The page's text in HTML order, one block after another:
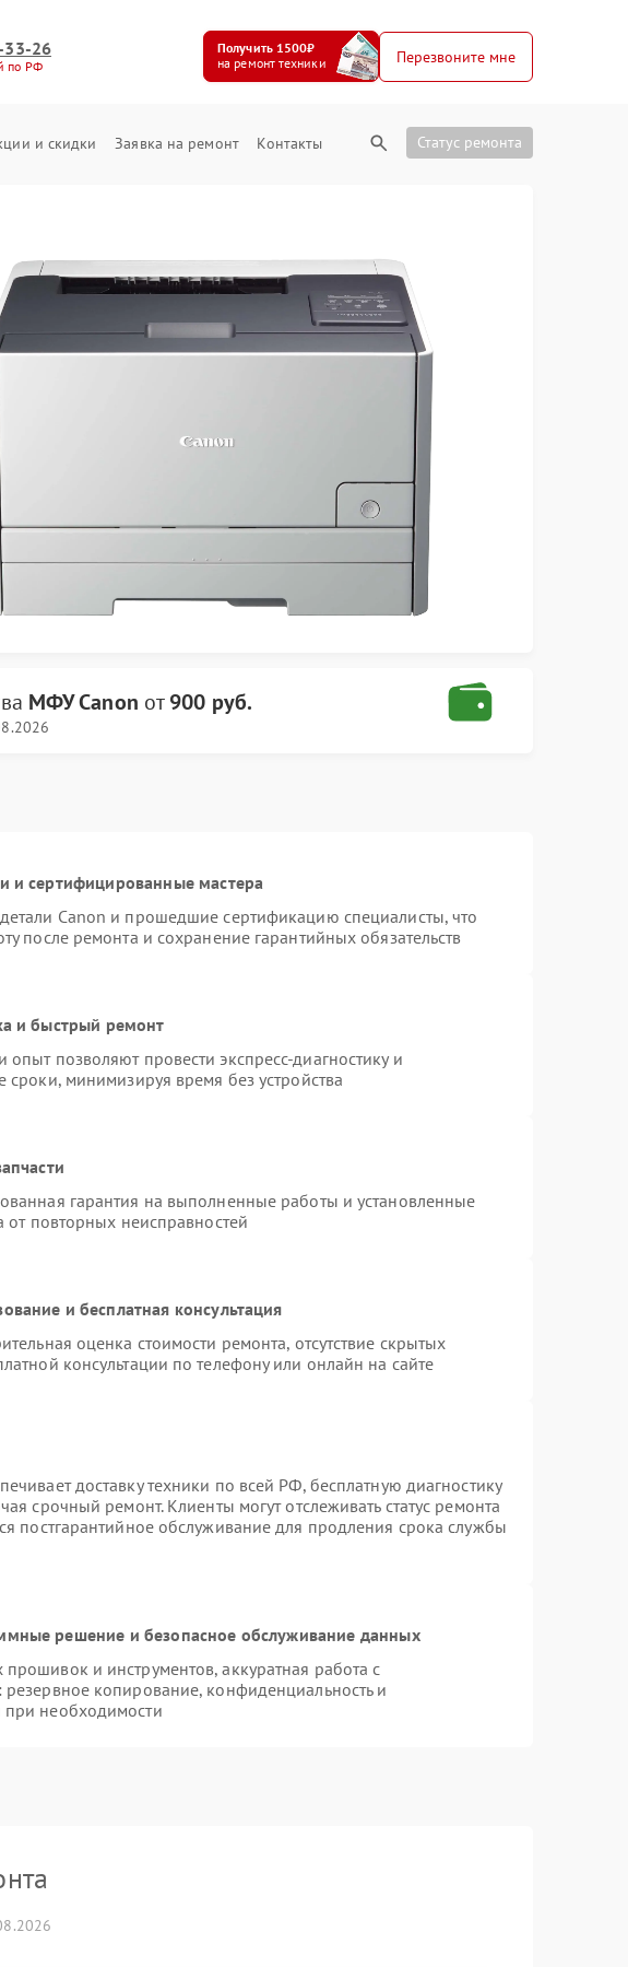
33-26
по РФ
Получить 1500₽
на ремонт техники
Перезвоните мне
и скидки Заявка на ремонт Контакты Статус ремонта
МФУ Canon от900 руб.
и сертифицированные мастера
Canon и прошедшие сертификацию специалисты, что
после ремонта и сохранение гарантийных обязательств
и быстрый ремонт
позволяют провести экспресс-диагностику и
сроки, минимизируя время без устройства
гарантия на выполненные работы и установленные
от повторных неисправностей
и бесплатная консультация
оценка стоимости ремонта, отсутствие скрытых
консультации по телефону или онлайн на сайте
доставку техники по всей РФ, бесплатную диагностику
срочный ремонт. Клиенты могут отслеживать статус ремонта
постгарантийное обслуживание для продления срока службы
решение и безопасное обслуживание данных
и инструментов, аккуратная работа с
копирование, конфиденциальность и
необходимости